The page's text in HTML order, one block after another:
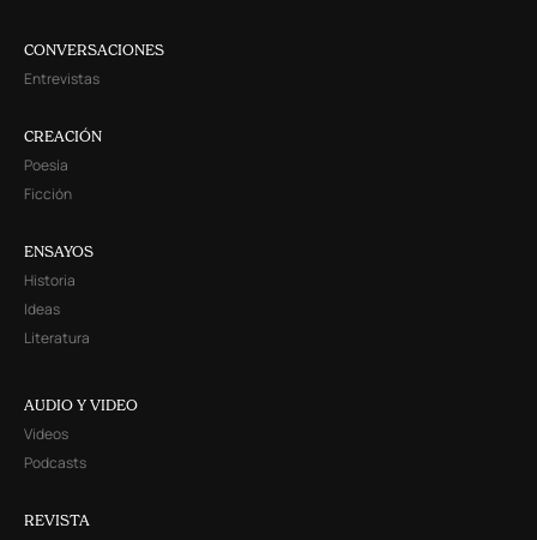
CONVERSACIONES
Entrevistas
CREACIÓN
Poesía
Ficción
ENSAYOS
Historia
Ideas
Literatura
AUDIO Y VIDEO
Videos
Podcasts
REVISTA